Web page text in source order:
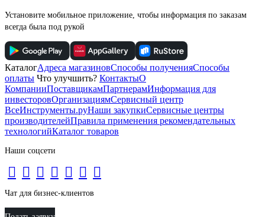
Установите мобильное приложение, чтобы информация по заказам
всегда была под рукой
КаталогАдреса магазиновСпособы полученияСпособы
оплаты Что улучшить? КонтактыО
КомпанииПоставщикамПартнерамИнформация для
инвесторовОрганизациямСервисный центр
ВсеИнструменты.руНаши закупкиСервисные центры
производителейПравила применения рекомендательных
технологийКаталог товаров
Наши соцсети
Чат для бизнес-клиентов